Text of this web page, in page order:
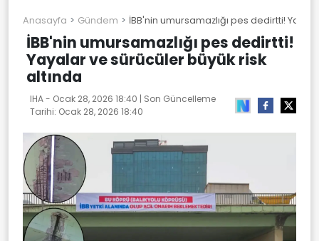
Anasayfa Gündem İBB'nin umursamazlığı pes dedirtti!
İBB'nin umursamazlığı pes dedirtti!
Yayalar ve sürücüler büyük risk
altında
IHA - Ocak 28, 2026 18:40 | Son Güncelleme
Tarihi: Ocak 28, 2026 18:40